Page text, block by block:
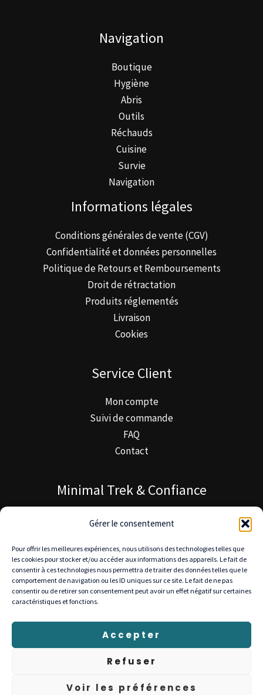
Gérer le consentement
Pour offrir les meilleures expériences, nous utilisons des technologies telles que
les cookies pour stocker et/ou accéder aux informations des appareils. Le fait de
consentir à ces technologies nous permettra de traiter des données telles que le
comportement de navigation ou les ID uniques sur ce site. Le fait de ne pas
consentir ou de retirer son consentement peut avoir un effet négatif sur certaines
caractéristiques et fonctions.
Accepter
Refuser
Voir les préférences
Navigation
Boutique
Hygiène
Abris
Outils
Réchauds
Cuisine
Survie
Navigation
Informations légales
Conditions générales de vente (CGV)
Confidentialité et données personnelles
Politique de Retours et Remboursements
Droit de rétractation
Produits réglementés
Livraison
Cookies
Service Client
Mon compte
Suivi de commande
FAQ
Contact
Minimal Trek & Confiance
À propos de Minimal Trek
Notre mission
Livraison gratuite en Europe • Retours 30 jours •
Paiement sécurisé : Stripe, PayPal, Visa, Mastercard